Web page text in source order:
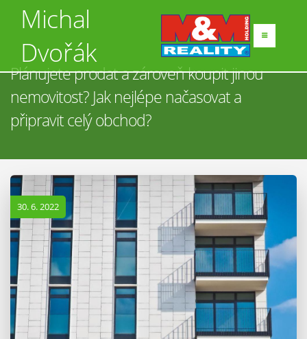
Michal
Dvořák
Plánujete prodat a zároveň koupit jinou
nemovitost? Jak nejlépe načasovat a
připravit celý obchod?
30. 6. 2022